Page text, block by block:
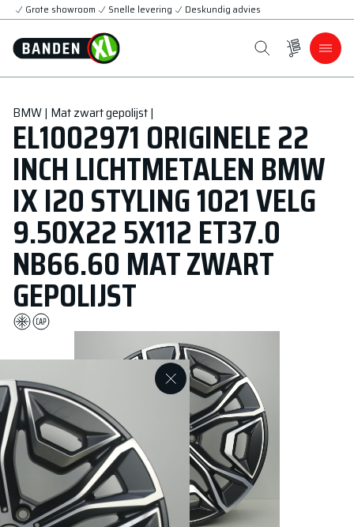
Grote showroom Snelle levering Deskundig advies
BMW | Mat zwart gepolijst |
EL1002971 ORIGINELE 22
INCH LICHTMETALEN BMW
IX I20 STYLING 1021 VELG
9.50X22 5X112 ET37.0
NB66.60 MAT ZWART
GEPOLIJST